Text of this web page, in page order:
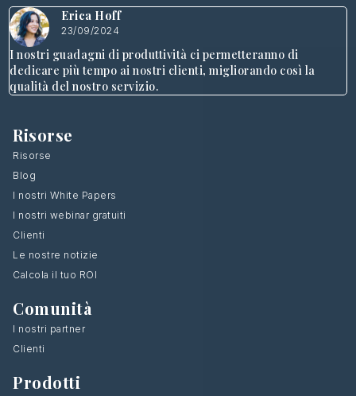
Erica Hoff
23/09/2024
I nostri guadagni di produttività ci permetteranno di
dedicare più tempo ai nostri clienti, migliorando così la
qualità del nostro servizio.
Risorse
Risorse
Blog
I nostri White Papers
I nostri webinar gratuiti
Clienti
Le nostre notizie
Calcola il tuo ROI
Comunità
I nostri partner
Clienti
Prodotti